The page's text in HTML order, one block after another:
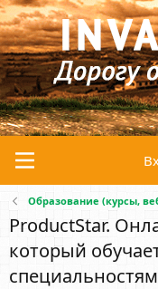
Образование (курсы,
ProductStar.
который
специальностям